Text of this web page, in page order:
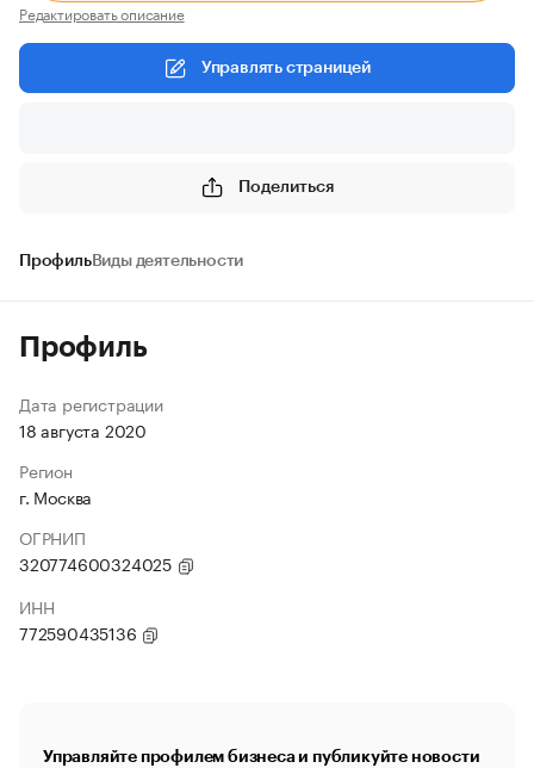
Редактировать описание
Управлять страницей
Поделиться
ПрофильВиды деятельности
Профиль
Дата регистрации
18 августа 2020
Регион
г. Москва
ОГРНИП
320774600324025
ИНН
772590435136
Управляйте профилем бизнеса и публикуйте новости